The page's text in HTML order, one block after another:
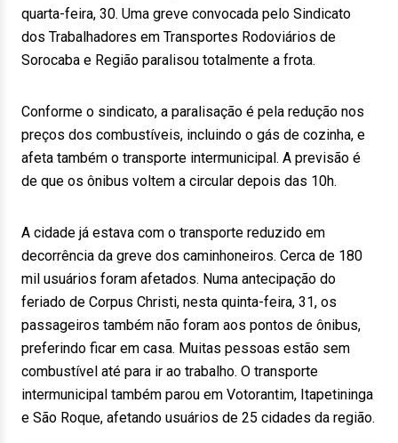
quarta-feira, 30. Uma greve convocada pelo Sindicato
dos Trabalhadores em Transportes Rodoviários de
Sorocaba e Região paralisou totalmente a frota.
Conforme o sindicato, a paralisação é pela redução nos
preços dos combustíveis, incluindo o gás de cozinha, e
afeta também o transporte intermunicipal. A previsão é
de que os ônibus voltem a circular depois das 10h.
A cidade já estava com o transporte reduzido em
decorrência da greve dos caminhoneiros. Cerca de 180
mil usuários foram afetados. Numa antecipação do
feriado de Corpus Christi, nesta quinta-feira, 31, os
passageiros também não foram aos pontos de ônibus,
preferindo ficar em casa. Muitas pessoas estão sem
combustível até para ir ao trabalho. O transporte
intermunicipal também parou em Votorantim, Itapetininga
e São Roque, afetando usuários de 25 cidades da região.